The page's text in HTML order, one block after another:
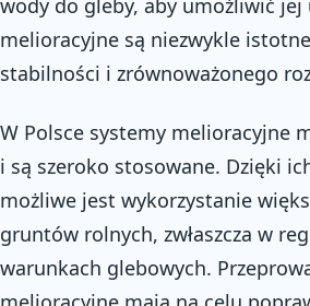
wody do gleby, aby umożliwić jej
melioracyjne są niezwykle
stabilności i zrównoważonego
W Polsce systemy melioracyjne
i są szeroko stosowane. Dzięki
możliwe jest wykorzystanie
gruntów rolnych, zwłaszcza w
warunkach glebowych.